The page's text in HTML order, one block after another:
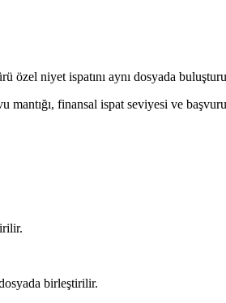
özel niyet ispatını aynı dosyada
mantığı, finansal ispat seviyesi ve
birleştirilir.